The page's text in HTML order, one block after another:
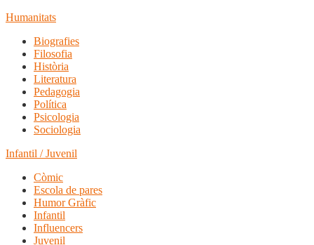
Humanitats
Biografies
Filosofia
Història
Literatura
Pedagogia
Política
Psicologia
Sociologia
Infantil / Juvenil
Còmic
Escola de pares
Humor Gràfic
Infantil
Influencers
Juvenil